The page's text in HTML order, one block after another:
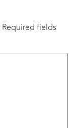
Required fields